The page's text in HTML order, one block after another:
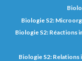
Biologie S2:
Biologie S2: Réactions
Biologie S2: